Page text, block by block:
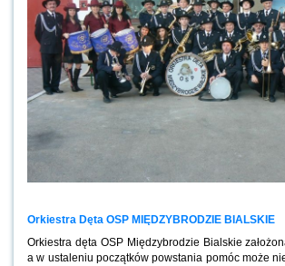
Orkiestra Dęta OSP MIĘDZYBRODZIE BIALSKIE
Orkiestra dęta OSP Międzybrodzie Bialskie
a w ustaleniu początków powstania pomóc może